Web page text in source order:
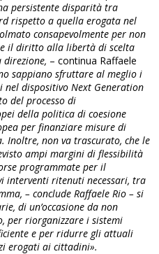
persistente disparità tra
rispetto a quella erogata nel
consapevolmente per non
il diritto alla libertà di scelta
– continua Raffaele
sappiano sfruttare al meglio i
dispositivo Next Generation
del processo di
della politica di coesione
per finanziare misure di
Inoltre, non va trascurato, che le
ampi margini di flessibilità
programmate per il
interventi ritenuti necessari, tra
– conclude Raffaele Rio – si
di un’occasione da non
per riorganizzare i sistemi
e per ridurre gli attuali
erogati ai cittadini».